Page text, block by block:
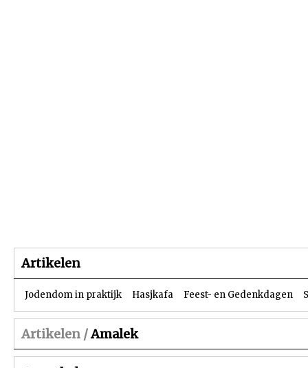
Artikelen
Jodendom in praktijk Hasjkafa Feest- en Gedenkdagen
Artikelen /Amalek